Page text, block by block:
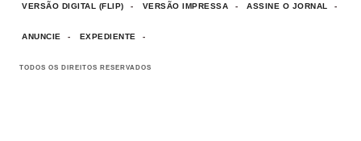
VERSÃO DIGITAL (FLIP) VERSÃO IMPRESSA ASSINE O JORNAL
ANUNCIE EXPEDIENTE
TODOS OS DIREITOS RESERVADOS